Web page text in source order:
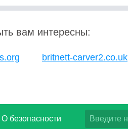
вам интересны:
britnett-carver2.co.uk
О безопасности